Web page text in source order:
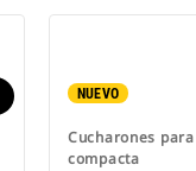
NUEVO
Cucharones
compacta